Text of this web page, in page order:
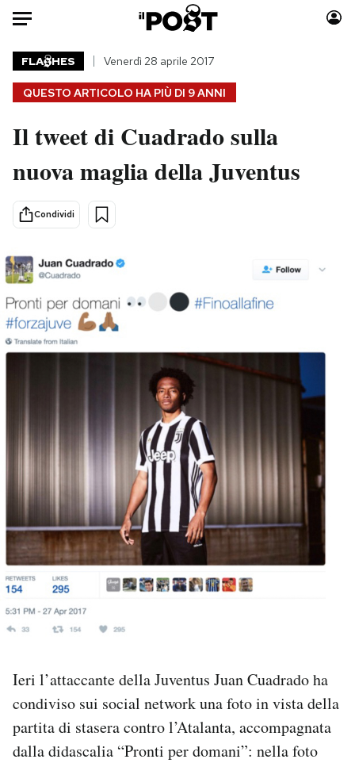
Auto
HOME
Italia
Politica
Tecnologia
Internet
Cultura
Moda
Consumismi
NEWSLETTER
I MIEI PREFERITI
SHOP
CALENDARIO
Area Personale
Newsletter
Notifiche mobile
Regala il Post
QUESTO ARTICOLO HA PIÙ DI 9 ANNI
FLA HES Venerdì 28 aprile 2017
Il tweet di Cuadrado sulla
nuova maglia della Juventus
Condividi
Ieri l’attaccante della Juventus Juan Cuadrado ha
condiviso sui social network una foto in vista della
partita di stasera contro l’Atalanta, accompagnata
dalla didascalia “Pronti per domani”: nella foto